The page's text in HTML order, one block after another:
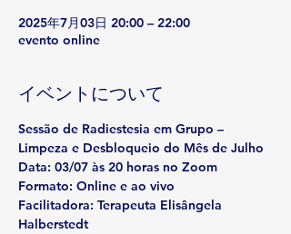
2025年7月03日 20:00 – 22:00
evento online
イベントについて
Sessão de Radiestesia em Grupo –
Limpeza e Desbloqueio do Mês de Julho
Data: 03/07 às 20 horas no Zoom
Formato: Online e ao vivo
Facilitadora: Terapeuta Elisângela
Halberstedt